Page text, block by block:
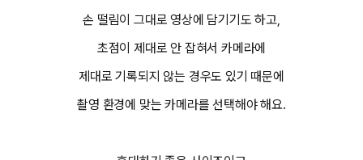
손 떨림이 그대로 영상에 담기기도 하고,
초점이 제대로 안 잡혀서 카메라에
제대로 기록되지 않는 경우도 있기 때문에
촬영 환경에 맞는 카메라를 선택해야 해요.